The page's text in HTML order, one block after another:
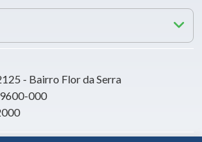
- Bairro Flor da Serra
000